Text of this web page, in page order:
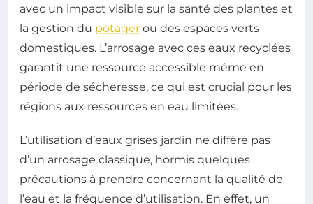
avec un impact visible sur la santé des plantes et
la gestion du potager ou des espaces verts
domestiques. L’arrosage avec ces eaux recyclées
garantit une ressource accessible même en
période de sécheresse, ce qui est crucial pour les
régions aux ressources en eau limitées.
L’utilisation d’eaux grises jardin ne diffère pas
d’un arrosage classique, hormis quelques
précautions à prendre concernant la qualité de
l’eau et la fréquence d’utilisation. En effet, un